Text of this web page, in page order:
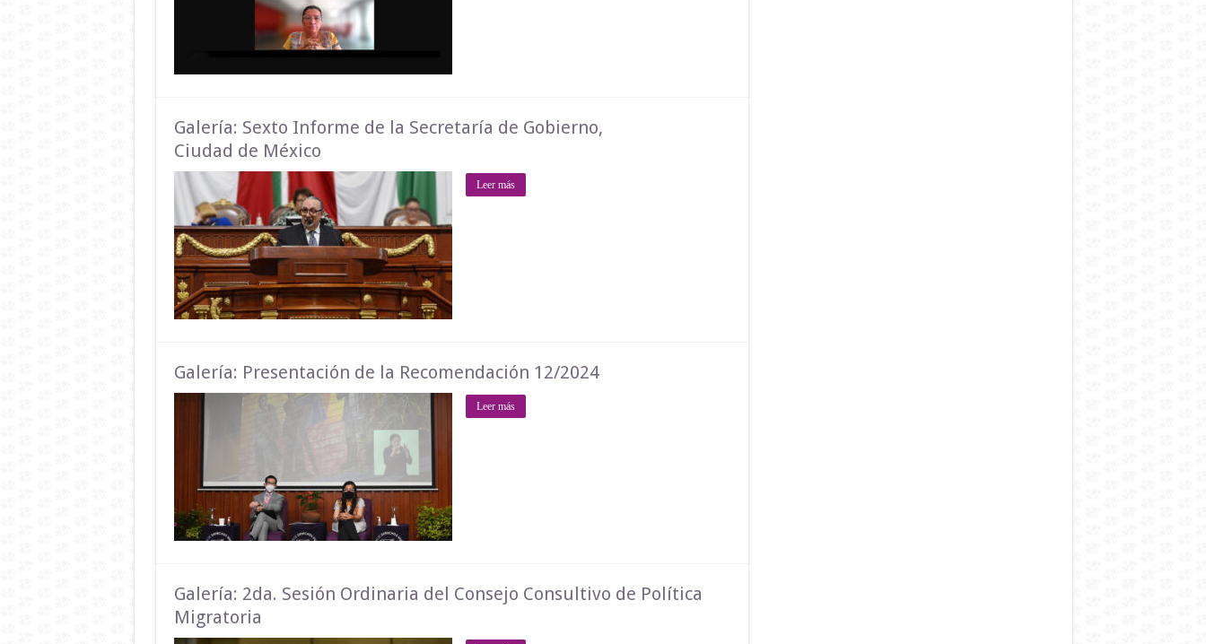
Galería: Sexto Informe de la Secretaría de Gobierno,
Ciudad de México
Leer más
Galería: Presentación de la Recomendación 12/2024
Leer más
Galería: 2da. Sesión Ordinaria del Consejo Consultivo de Política
Migratoria